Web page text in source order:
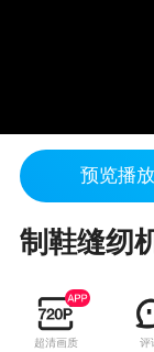
预览播
超清画质 评